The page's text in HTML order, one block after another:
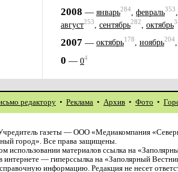
2008 — январь284 февраль353
август253 сентябрь282 октябрь
2007 — октябрь178, ноябрь204
0 — 04
редактору • Реклама • Архив • Фото •
газеты — ООО «Медиакомпания
город». Все права защищены.
использовании материалов ссылка на
интернете — гиперссылка на «Заполярный
справочную информацию. Редакция не несет